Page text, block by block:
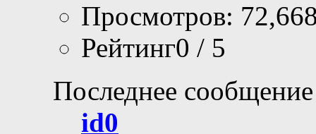
Просмотров:
Рейтинг0 / 5
Последнее
id0